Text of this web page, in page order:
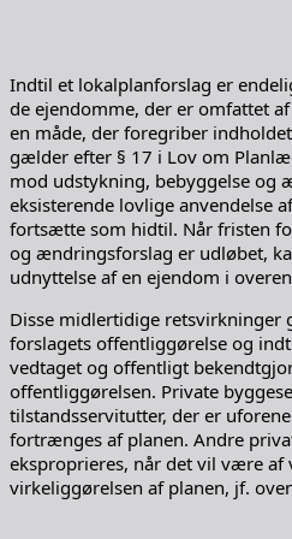
Indtil et lokalplanforslag er
de ejendomme, der er omfattet
en måde, der foregriber
gælder efter § 17 i Lov om
mod udstykning, bebyggelse og
eksisterende lovlige anvendelse
fortsætte som hidtil. Når fristen
og ændringsforslag er udløbet,
udnyttelse af en ejendom i
Disse midlertidige
forslagets offentliggørelse og
vedtaget og offentligt
offentliggørelsen. Private
tilstandsservitutter, der er
fortrænges af planen. Andre
eksproprieres, når det vil være
virkeliggørelsen af planen, jf.